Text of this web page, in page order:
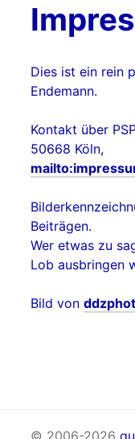
Dies ist ein rein
Endemann.
Kontakt über
50668 Köln,
Beiträgen.
Wer etwas zu
Lob ausbringen
Bild von
© 2006-2026